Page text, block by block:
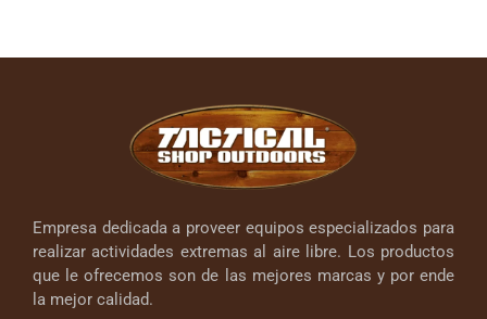
Empresa dedicada a proveer equipos especializados para
realizar actividades extremas al aire libre. Los productos
que le ofrecemos son de las mejores marcas y por ende
la mejor calidad.